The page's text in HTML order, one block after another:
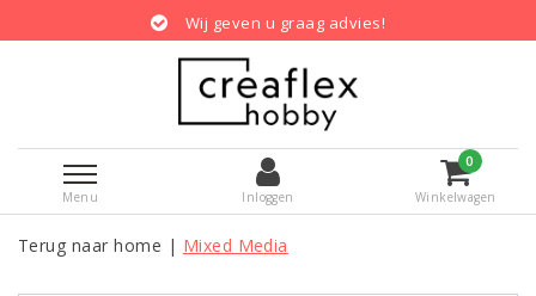
Gratis verzending
Menu Inloggen
0
Winkelwagen
Terug naar home | Mixed Media